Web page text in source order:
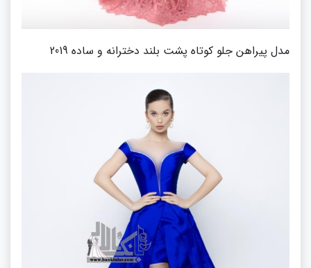
مدل پیراهن جلو کوتاه پشت بلند دخترانه و ساده 2019